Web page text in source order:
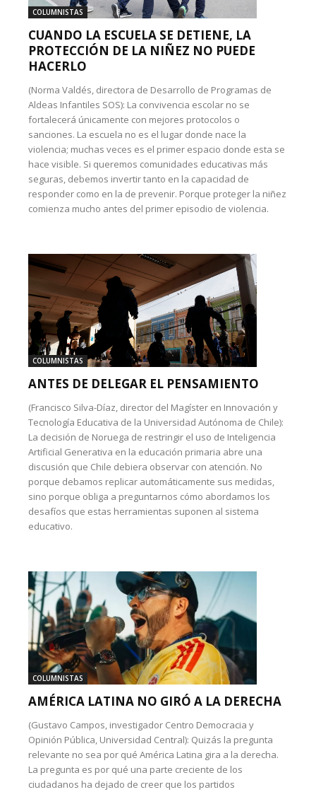
COLUMNISTAS
CUANDO LA ESCUELA SE DETIENE, LA
PROTECCIÓN DE LA NIÑEZ NO PUEDE
HACERLO
(Norma Valdés, directora de Desarrollo de Programas de
Aldeas Infantiles SOS): La convivencia escolar no se
fortalecerá únicamente con mejores protocolos o
sanciones. La escuela no es el lugar donde nace la
violencia; muchas veces es el primer espacio donde esta se
hace visible. Si queremos comunidades educativas más
seguras, debemos invertir tanto en la capacidad de
responder como en la de prevenir. Porque proteger la niñez
comienza mucho antes del primer episodio de violencia.
COLUMNISTAS
ANTES DE DELEGAR EL PENSAMIENTO
(Francisco Silva-Díaz, director del Magíster en Innovación y
Tecnología Educativa de la Universidad Autónoma de Chile):
La decisión de Noruega de restringir el uso de Inteligencia
Artificial Generativa en la educación primaria abre una
discusión que Chile debiera observar con atención. No
porque debamos replicar automáticamente sus medidas,
sino porque obliga a preguntarnos cómo abordamos los
desafíos que estas herramientas suponen al sistema
educativo.
COLUMNISTAS
AMÉRICA LATINA NO GIRÓ A LA DERECHA
(Gustavo Campos, investigador Centro Democracia y
Opinión Pública, Universidad Central): Quizás la pregunta
relevante no sea por qué América Latina gira a la derecha.
La pregunta es por qué una parte creciente de los
ciudadanos ha dejado de creer que los partidos